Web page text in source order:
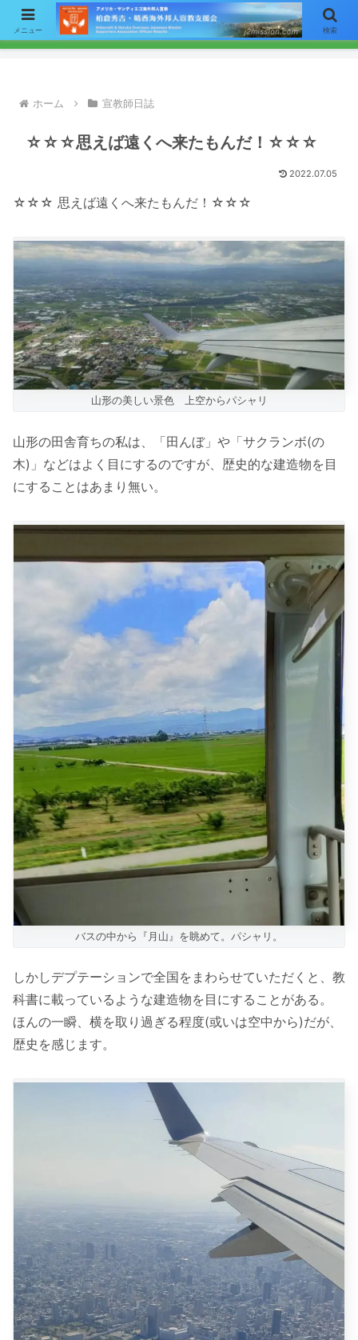
【お知らせ】ニュースレターのメールによる配信をご希望の方はここをク
リックして「お問い合わせ」フォームからアドレスをご連絡下さい。
ホーム 宣教師日誌
☆☆☆思えば遠くへ来たもんだ！☆☆☆
2022.07.05
☆☆☆ 思えば遠くへ来たもんだ！☆☆☆
山形の美しい景色 上空からパシャリ
山形の田舎育ちの私は、「田んぼ」や「サクランボ(の
木)」などはよく目にするのですが、歴史的な建造物を目
にすることはあまり無い。
バスの中から『月山』を眺めて。パシャリ。
しかしデプテーションで全国をまわらせていただくと、教
科書に載っているような建造物を目にすることがある。
ほんの一瞬、横を取り過ぎる程度(或いは空中から)だが、
歴史を感じます。
メニュー 検索